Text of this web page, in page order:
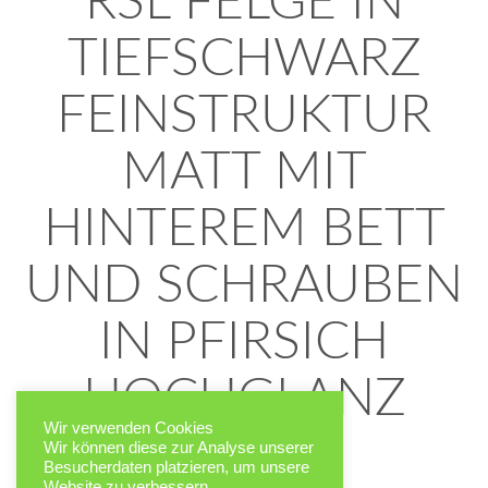
TIEFSCHWARZ
FEINSTRUKTUR
MATT MIT
HINTEREM BETT
UND SCHRAUBEN
IN PFIRSICH
HOCHGLANZ
FELGEN
Wir verwenden Cookies
Wir können diese zur Analyse unserer
Besucherdaten platzieren, um unsere